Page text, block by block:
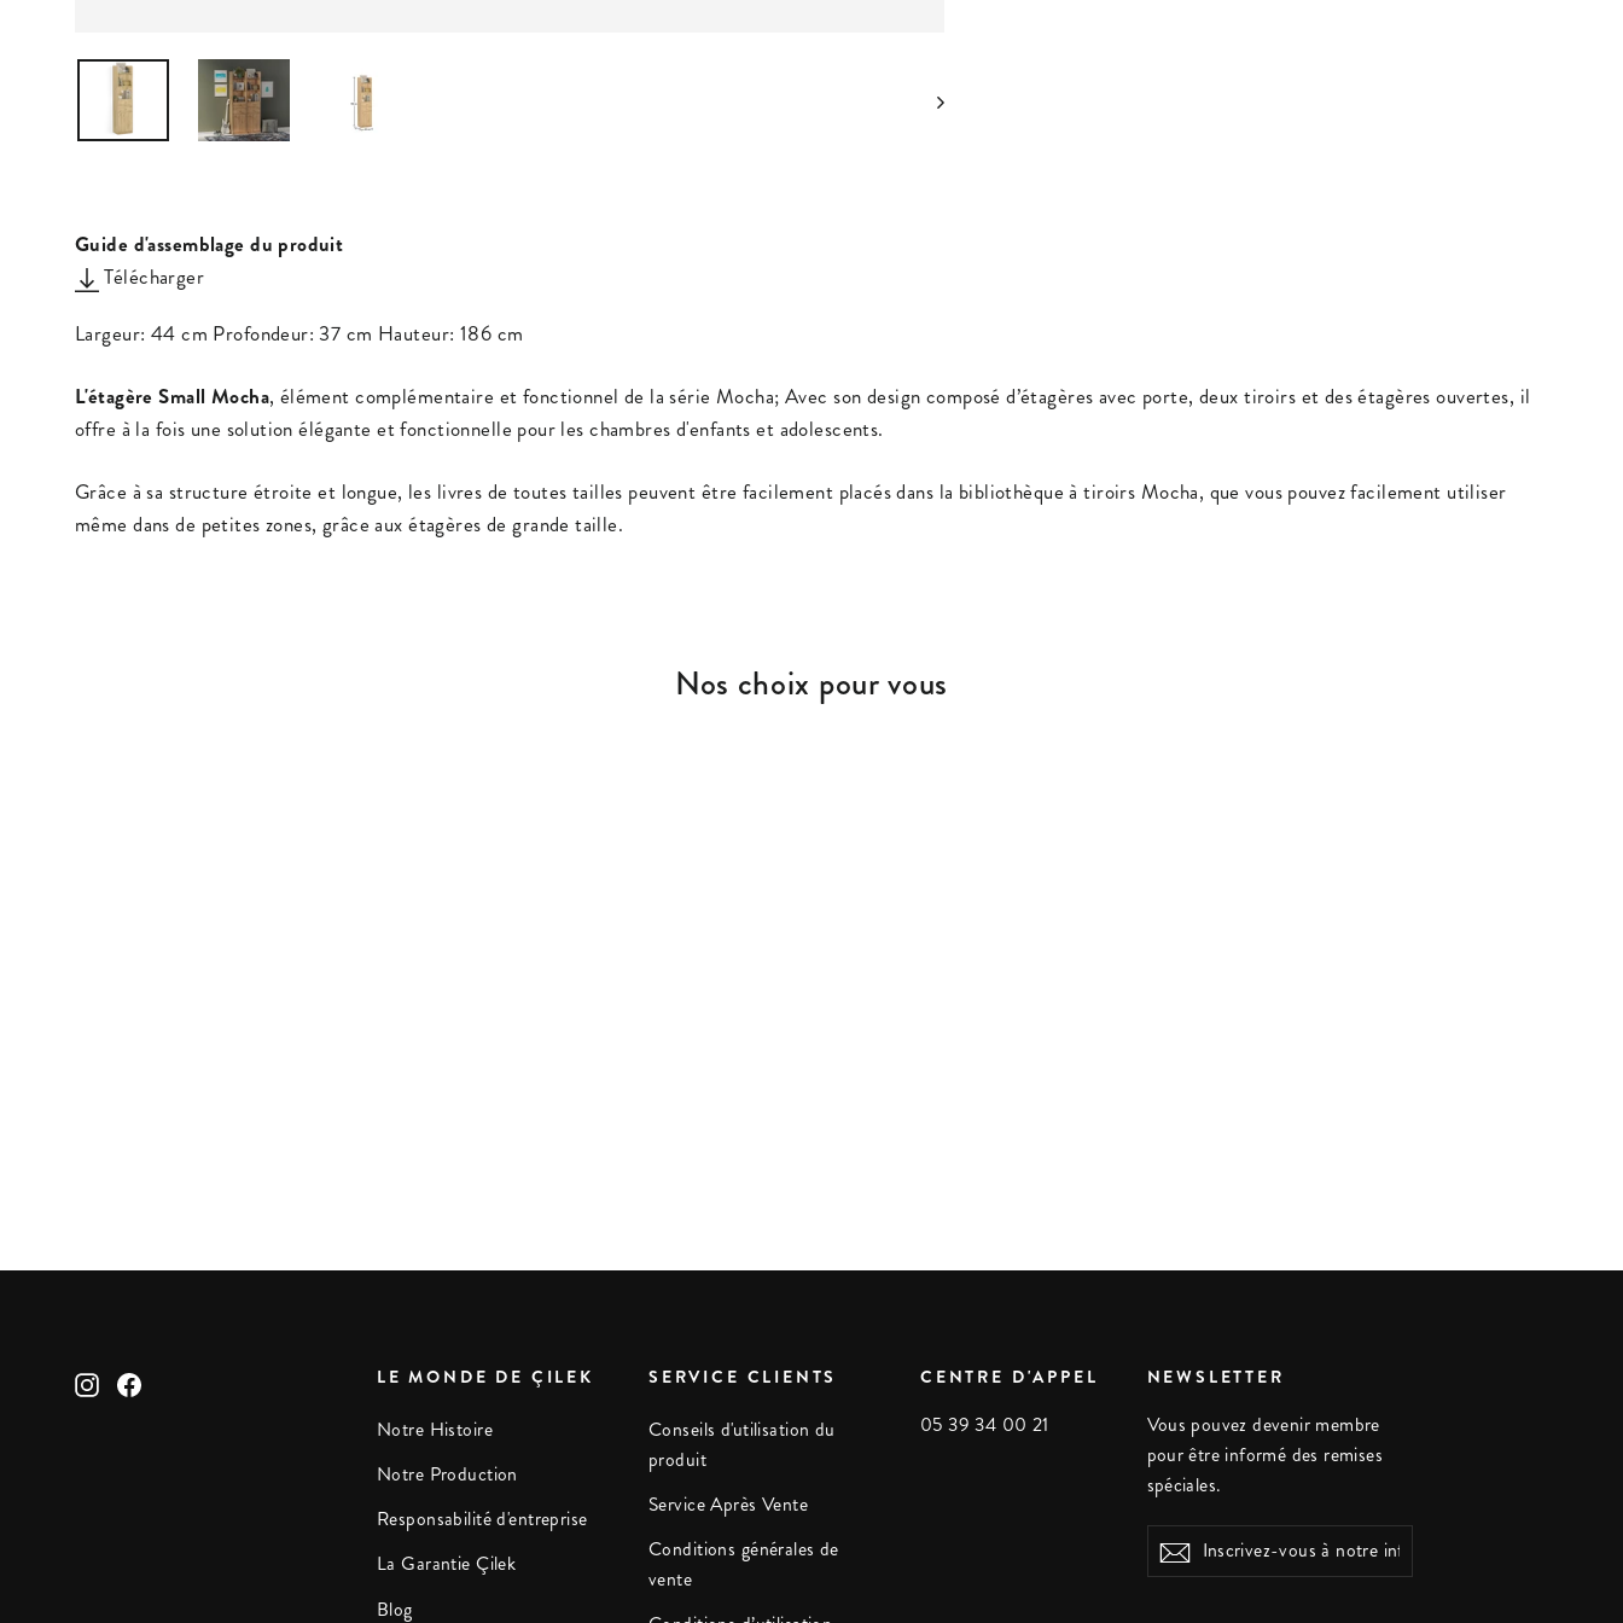
Guide d'assemblage du produit
Télécharger
Largeur: 44 cm Profondeur: 37 cm Hauteur: 186 cm
L'étagère Small Mocha, élément complémentaire et fonctionnel de la série Mocha; Avec son design composé d’étagères avec porte, deux tiroirs et des étagères ouvertes, il
offre à la fois une solution élégante et fonctionnelle pour les chambres d'enfants et adolescents.
Grâce à sa structure étroite et longue, les livres de toutes tailles peuvent être facilement placés dans la bibliothèque à tiroirs Mocha, que vous pouvez facilement utiliser
même dans de petites zones, grâce aux étagères de grande taille.
Nos choix pour vous
Instagram LE MONDE DE ÇILEK
Notre Histoire
Notre Production
Responsabilité d'entreprise
La Garantie Çilek
Blog
SERVICE CLIENTS
Conseils d'utilisation du
produit
Service Après Vente
Conditions générales de
vente
CENTRE D'APPEL
05 39 34 00 21
NEWSLETTER
Vous pouvez devenir membre
pour être informé des remises
spéciales.
vous S'inscrire